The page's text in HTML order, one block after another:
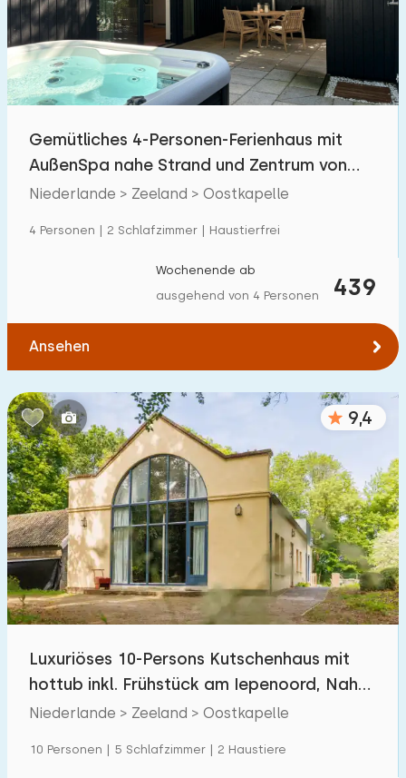
Schwimmbad
Eingezäunter Garten
Haustierfrei 2
Ladestation Auto
€ 0 — € 1000+
Schlafzimmern:
1 2 3 4 5
Badezimmer:
1 2 3
Entfernungen
Zum Meer(max. km):
Zum Wald(max. km):
Gemütliches 4-Personen-Ferienhaus mit
AußenSpa nahe Strand und Zentrum von
Oostkapelle
Niederlande > Zeeland > Oostkapelle
4 Personen | 2 Schlafzimmer | Haustierfrei
439
Wochenende ab
ausgehend von 4 Personen
Ansehen
9,4
Luxuriöses 10-Persons Kutschenhaus mit
hottub inkl. Frühstück am Iepenoord, Nah
am Strand
Niederlande > Zeeland > Oostkapelle
10 Personen | 5 Schlafzimmer | 2 Haustiere